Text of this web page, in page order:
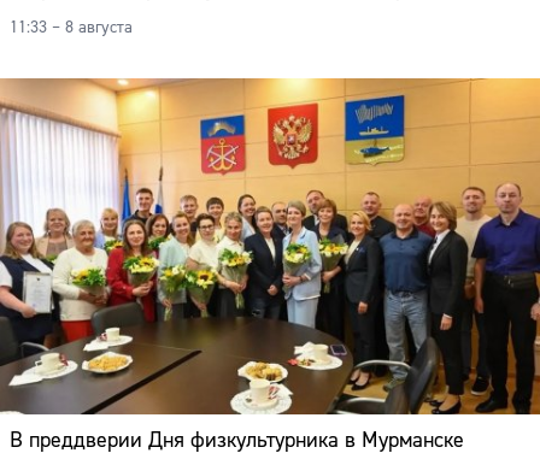
11:33 – 8 августа
В преддверии Дня физкультурника в Мурманске